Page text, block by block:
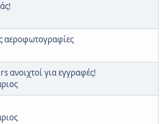
αεροφωτογραφίες
για εγγραφές!